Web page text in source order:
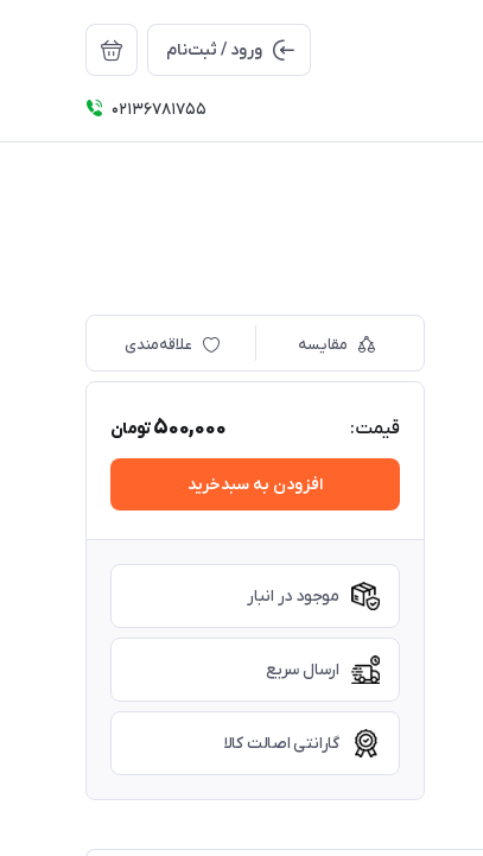
ورود / ثبت‌نام
02136781755
مقایسه علاقه‌مندی
قیمت: 500,000تومان
افزودن به سبدخرید
موجود در انبار
ارسال سریع
گارانتی اصالت کالا